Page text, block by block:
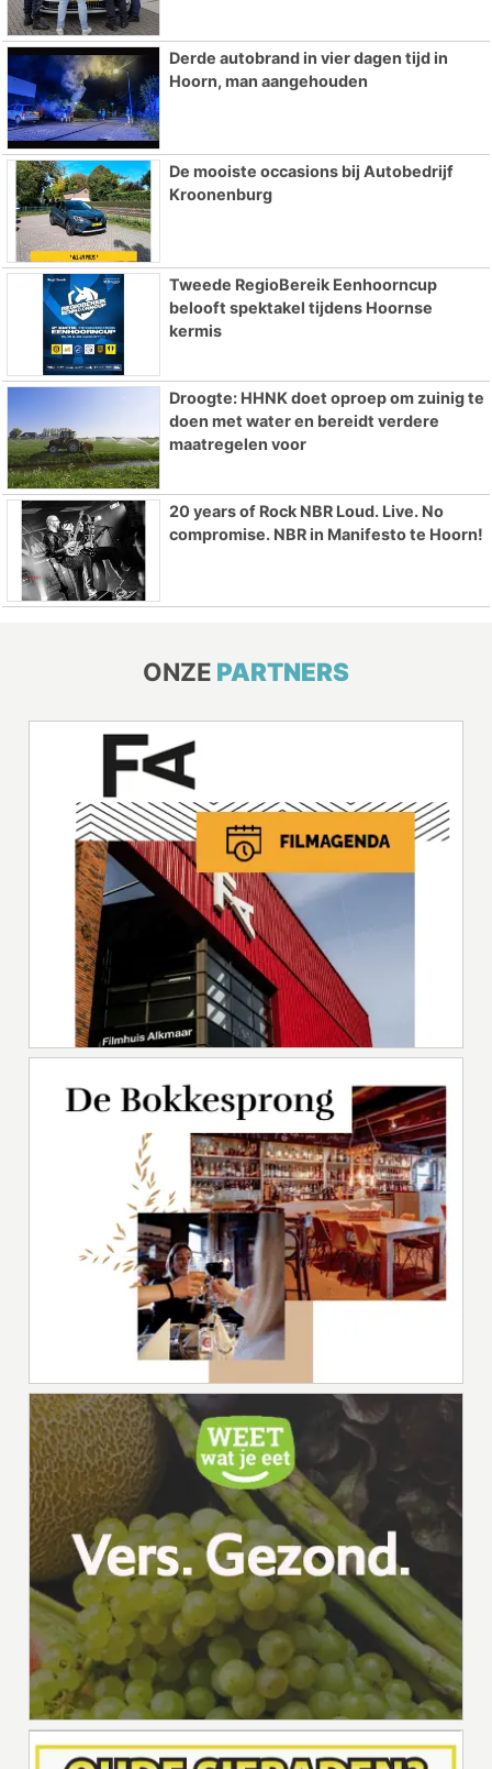
Derde autobrand in vier dagen tijd in
Hoorn, man aangehouden
De mooiste occasions bij Autobedrijf
Kroonenburg
Tweede RegioBereik Eenhoorncup
belooft spektakel tijdens Hoornse
kermis
Droogte: HHNK doet oproep om zuinig te
doen met water en bereidt verdere
maatregelen voor
20 years of Rock NBR Loud. Live. No
compromise. NBR in Manifesto te Hoorn!
ONZE PARTNERS